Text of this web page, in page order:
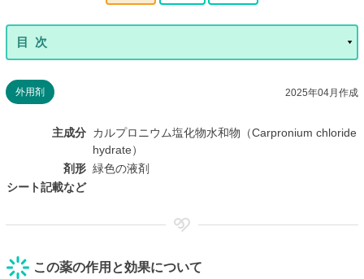
外用剤 2025年04月作成
主成分 カルプロニウム塩化物水和物（Carpronium chloride
hydrate）
剤形 緑色の液剤
シート記載など
この薬の作用と効果について